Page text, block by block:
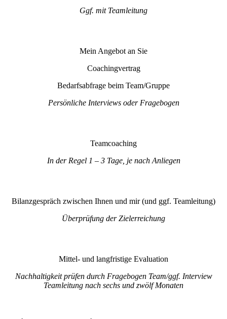
Ggf. mit Teamleitung
Mein Angebot an Sie
Coachingvertrag
Bedarfsabfrage beim Team/Gruppe
Persönliche Interviews oder Fragebogen
Teamcoaching
In der Regel 1 – 3 Tage, je nach Anliegen
Bilanzgespräch zwischen Ihnen und mir (und ggf. Teamleitung)
Überprüfung der Zielerreichung
Mittel- und langfristige Evaluation
Nachhaltigkeit prüfen durch Fragebogen Team/ggf. Interview
Teamleitung nach sechs und zwölf Monaten